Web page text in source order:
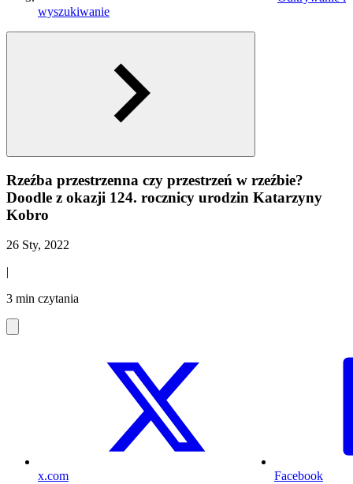
wyszukiwanie
Rzeźba przestrzenna czy przestrzeń w rzeźbie?
Doodle z okazji 124. rocznicy urodzin Katarzyny
Kobro
26 Sty, 2022
|
3 min czytania
x.com Facebook